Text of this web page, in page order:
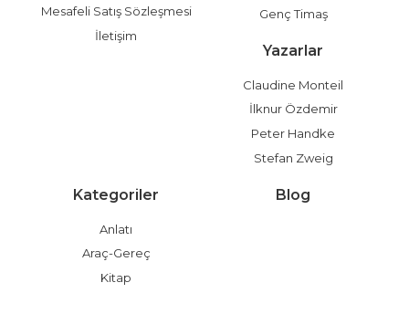
Mesafeli Satış Sözleşmesi
İletişim
Genç Timaş
Yazarlar
Claudine Monteil
İlknur Özdemir
Peter Handke
Stefan Zweig
Kategoriler
Anlatı
Araç-Gereç
Kitap
Blog